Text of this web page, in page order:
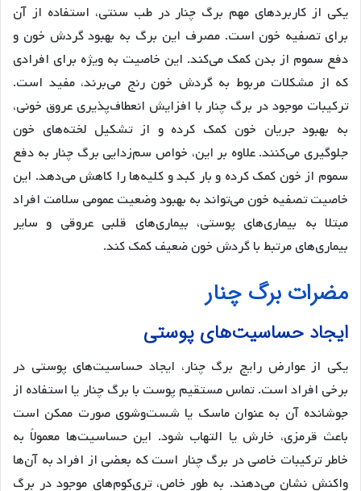
یکی از کاربردهای مهم برگ چنار در طب سنتی، استفاده از آن
برای تصفیه خون است. مصرف این برگ به بهبود گردش خون و
دفع سموم از بدن کمک می‌کند. این خاصیت به ویژه برای افرادی
که از مشکلات مربوط به گردش خون رنج می‌برند، مفید است.
ترکیبات موجود در برگ چنار با افزایش انعطاف‌پذیری عروق خونی،
به بهبود جریان خون کمک کرده و از تشکیل لخته‌های خون
جلوگیری می‌کنند. علاوه بر این، خواص سم‌زدایی برگ چنار به دفع
سموم از خون کمک کرده و بار کبد و کلیه‌ها را کاهش می‌دهد. این
خاصیت تصفیه خون می‌تواند به بهبود وضعیت عمومی سلامت افراد
مبتلا به بیماری‌های پوستی، بیماری‌های قلبی عروقی و سایر
بیماری‌های مرتبط با گردش خون ضعیف کمک کند.
مضرات برگ چنار
ایجاد حساسیت‌های پوستی
یکی از عوارض رایج برگ چنار، ایجاد حساسیت‌های پوستی در
برخی افراد است. تماس مستقیم پوست با برگ چنار یا استفاده از
جوشانده آن به عنوان ماسک یا شست‌وشوی صورت ممکن است
باعث قرمزی، خارش یا التهاب شود. این حساسیت‌ها معمولاً به
خاطر ترکیبات خاصی در برگ چنار است که بعضی از افراد به آن‌ها
واکنش نشان می‌دهند. به طور خاص، تری‌کوم‌های موجود در برگ